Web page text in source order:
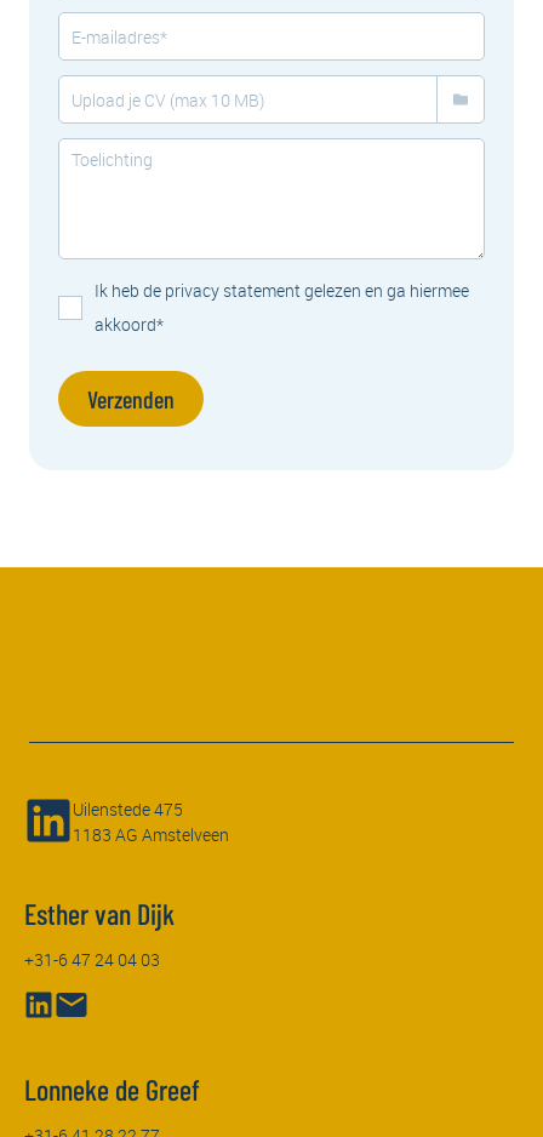
Ik heb de privacy statement gelezen en ga hiermee
akkoord*
Verzenden
Uilenstede 475
1183 AG Amstelveen
Esther van Dijk
+31-6 47 24 04 03
Lonneke de Greef